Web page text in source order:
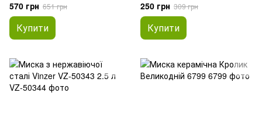
570 грн 651 грн
Купити
30 см
250 грн 309 грн
Купити